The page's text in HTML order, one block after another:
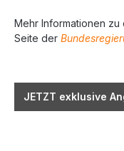
Mehr Informationen
Seite der
JETZT exklusive